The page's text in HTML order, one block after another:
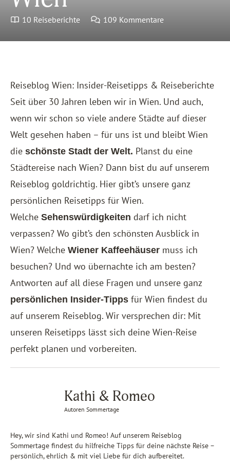
10 Reiseberichte 109 Kommentare
Reiseblog Wien: Insider-Reisetipps & Reiseberichte
Seit über 30 Jahren leben wir in Wien. Und auch,
wenn wir schon so viele andere Städte auf dieser
Welt gesehen haben – für uns ist und bleibt Wien
die schönste Stadt der Welt. Planst du eine
Städtereise nach Wien? Dann bist du auf unserem
Reiseblog goldrichtig. Hier gibt’s unsere ganz
persönlichen Reisetipps für Wien.
Welche Sehenswürdigkeiten darf ich nicht
verpassen? Wo gibt’s den schönsten Ausblick in
Wien? Welche Wiener Kaffeehäuser muss ich
besuchen? Und wo übernachte ich am besten?
Antworten auf all diese Fragen und unsere ganz
persönlichen Insider-Tipps für Wien findest du
auf unserem Reiseblog. Wir versprechen dir: Mit
unseren Reisetipps lässt sich deine Wien-Reise
perfekt planen und vorbereiten.
Kathi & Romeo
Autoren Sommertage
Hey, wir sind Kathi und Romeo! Auf unserem Reiseblog
Sommertage findest du hilfreiche Tipps für deine nächste Reise –
persönlich, ehrlich & mit viel Liebe für dich aufbereitet.